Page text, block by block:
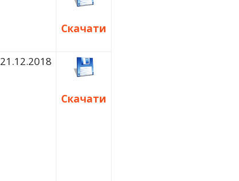
Скачати
21.12.2018
Скачати